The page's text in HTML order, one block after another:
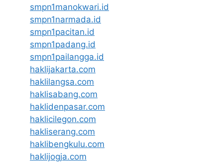
smpn1manokwari.id
smpn1narmada.id
smpn1pacitan.id
smpn1padang.id
smpn1pailangga.id
haklijakarta.com
haklilangsa.com
haklisabang.com
haklidenpasar.com
haklicilegon.com
hakliserang.com
haklibengkulu.com
haklijogja.com